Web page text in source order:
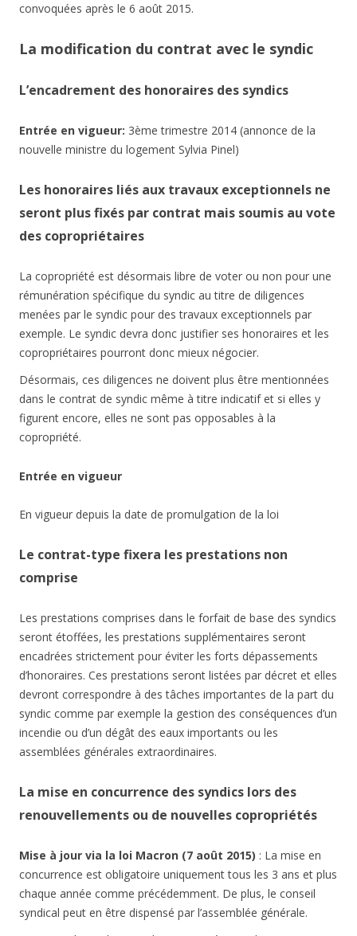
convoquées après le 6 août 2015.
La modification du contrat avec le syndic
L’encadrement des honoraires des syndics
Entrée en vigueur: 3ème trimestre 2014 (annonce de la
nouvelle ministre du logement Sylvia Pinel)
Les honoraires liés aux travaux exceptionnels ne
seront plus fixés par contrat mais soumis au vote
des copropriétaires
La copropriété est désormais libre de voter ou non pour une
rémunération spécifique du syndic au titre de diligences
menées par le syndic pour des travaux exceptionnels par
exemple. Le syndic devra donc justifier ses honoraires et les
copropriétaires pourront donc mieux négocier.
Désormais, ces diligences ne doivent plus être mentionnées
dans le contrat de syndic même à titre indicatif et si elles y
figurent encore, elles ne sont pas opposables à la
copropriété.
Entrée en vigueur
En vigueur depuis la date de promulgation de la loi
Le contrat-type fixera les prestations non
comprise
Les prestations comprises dans le forfait de base des syndics
seront étoffées, les prestations supplémentaires seront
encadrées strictement pour éviter les forts dépassements
d’honoraires. Ces prestations seront listées par décret et elles
devront correspondre à des tâches importantes de la part du
syndic comme par exemple la gestion des conséquences d’un
incendie ou d’un dégât des eaux importants ou les
assemblées générales extraordinaires.
La mise en concurrence des syndics lors des
renouvellements ou de nouvelles copropriétés
Mise à jour via la loi Macron (7 août 2015) : La mise en
concurrence est obligatoire uniquement tous les 3 ans et plus
chaque année comme précédemment. De plus, le conseil
syndical peut en être dispensé par l’assemblée générale.